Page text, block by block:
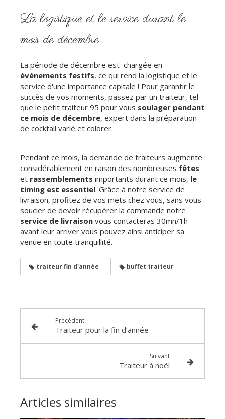
La logistique et le service durant le
mois de décembre
La période de décembre est chargée en
événements festifs, ce qui rend la logistique et le
service d'une importance capitale ! Pour garantir le
succès de vos moments, passez par un traiteur, tel
que le petit traiteur 95 pour vous soulager pendant
ce mois de décembre, expert dans la préparation
de cocktail varié et colorer.
Pendant ce mois, la demande de traiteurs augmente
considérablement en raison des nombreuses fêtes
et rassemblements importants durant ce mois, le
timing est essentiel. Grâce à notre service de
livraison, profitez de vos mets chez vous, sans vous
soucier de devoir récupérer la commande notre
service de livraison vous contacteras 30mn/1h
avant leur arriver vous pouvez ainsi anticiper sa
venue en toute tranquillité.
traiteur fin d'année buffet traiteur
Précédent
Traiteur pour la fin d’année
Suivant
Traiteur à noël
Articles similaires